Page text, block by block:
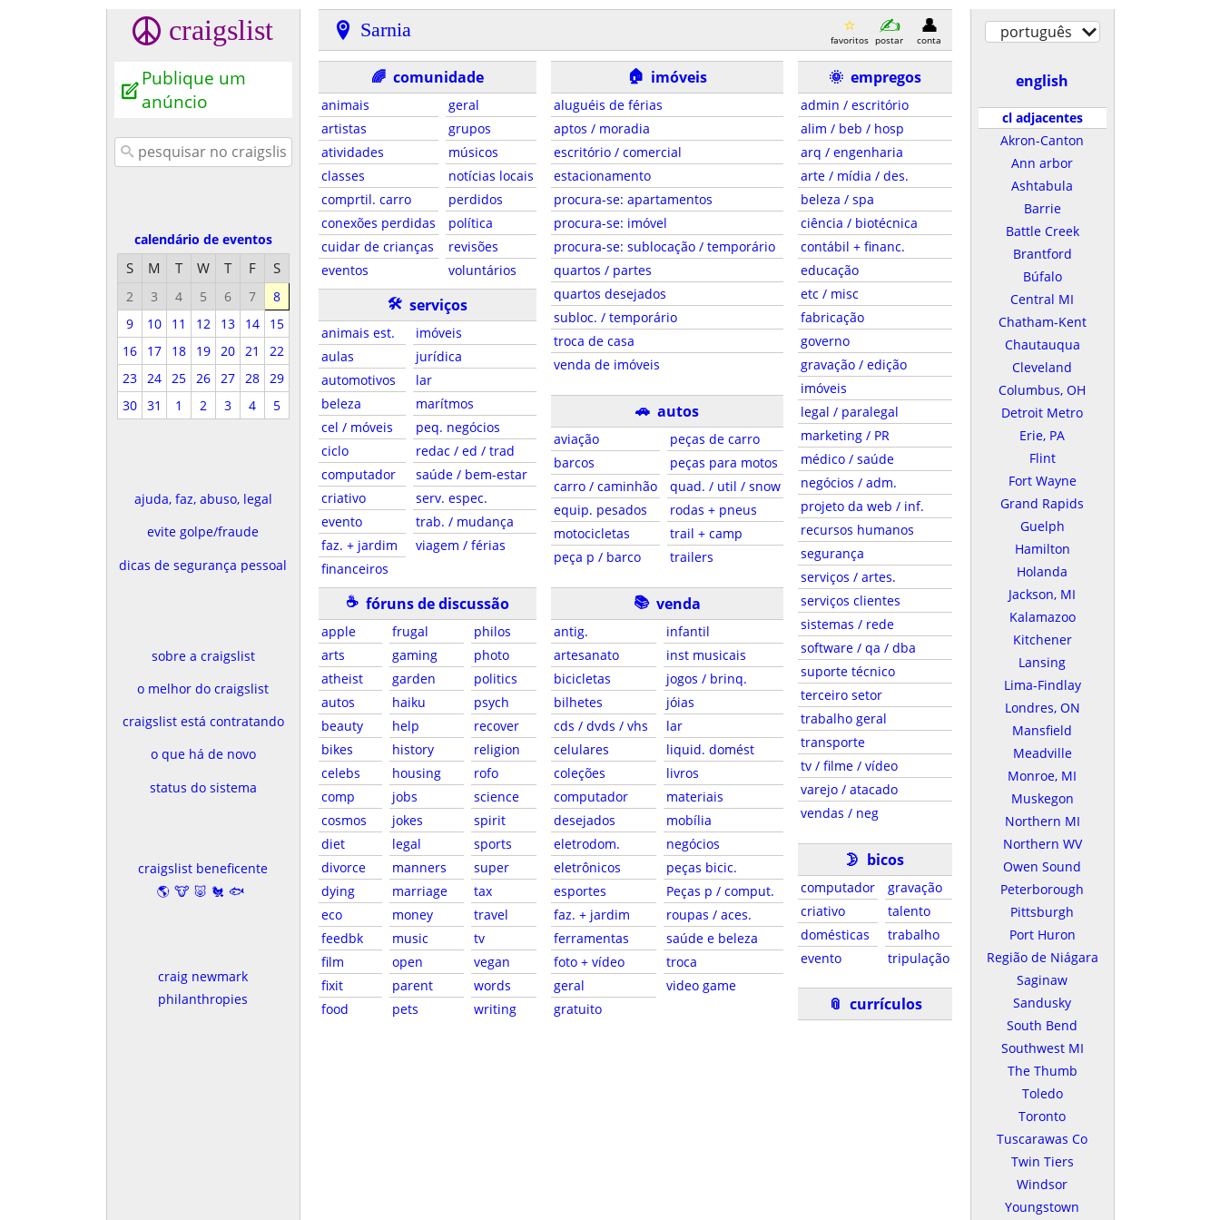
craigslist
Publique um
anúncio
calendário de eventos
S M T W T F S
2 3 4 5 6 7
8
9
10 11 12 13 14
15
16
17 18 19 20 21
22
23
24 25 26 27 28
29
30
31 1 2 3 4 5
ajuda, faz, abuso, legal
evite golpe/fraude
dicas de segurança pessoal
sobre a craigslist
o melhor do craigslist
craigslist está contratando
o que há de novo
status do sistema
craigslist beneficente
🌎🐮🐷🐔🐟
craig newmark
philanthropies
Sarnia favoritos postar conta
🌈 comunidade
animais
artistas
atividades
classes
comprtil. carro
conexões perdidas
cuidar de crianças
eventos
geral
grupos
músicos
notícias locais
perdidos
política
revisões
voluntários
🛠 serviços
animais est.
aulas
automotivos
beleza
cel / móveis
ciclo
computador
criativo
evento
faz. + jardim
financeiros
imóveis
jurídica
lar
marítmos
peq. negócios
redac / ed / trad
saúde / bem-estar
serv. espec.
trab. / mudança
viagem / férias
☕ fóruns de discussão
apple
arts
atheist
autos
beauty
bikes
celebs
comp
cosmos
diet
divorce
dying
eco
feedbk
film
fixit
food
frugal
gaming
garden
haiku
help
history
housing
jobs
jokes
legal
manners
marriage
money
music
open
parent
pets
philos
photo
politics
psych
recover
religion
rofo
science
spirit
sports
super
tax
travel
tv
vegan
words
writing
🏠 imóveis
aluguéis de férias
aptos / moradia
escritório / comercial
estacionamento
procura-se: apartamentos
procura-se: imóvel
procura-se: sublocação / temporário
quartos / partes
quartos desejados
subloc. / temporário
troca de casa
venda de imóveis
🚗 autos
aviação
barcos
carro / caminhão
equip. pesados
motocicletas
peça p / barco
peças de carro
peças para motos
quad. / util / snow
rodas + pneus
trail + camp
trailers
📚 venda
antig.
artesanato
bicicletas
bilhetes
cds / dvds / vhs
celulares
coleções
computador
desejados
eletrodom.
eletrônicos
esportes
faz. + jardim
ferramentas
foto + vídeo
geral
gratuito
infantil
inst musicais
jogos / brinq.
jóias
lar
liquid. domést
livros
materiais
mobília
negócios
peças bicic.
Peças p / comput.
roupas / aces.
saúde e beleza
troca
video game
🌞 empregos
admin / escritório
alim / beb / hosp
arq / engenharia
arte / mídia / des.
beleza / spa
ciência / biotécnica
contábil + financ.
educação
etc / misc
fabricação
governo
gravação / edição
imóveis
legal / paralegal
marketing / PR
médico / saúde
negócios / adm.
projeto da web / inf.
recursos humanos
segurança
serviços / artes.
serviços clientes
sistemas / rede
software / qa / dba
suporte técnico
terceiro setor
trabalho geral
transporte
tv / filme / vídeo
varejo / atacado
vendas / neg
🌛 bicos
computador
criativo
domésticas
evento
gravação
talento
trabalho
tripulação
📎 currículos
português
english
cl adjacentes
Akron-Canton
Ann arbor
Ashtabula
Barrie
Battle Creek
Brantford
Búfalo
Central MI
Chatham-Kent
Chautauqua
Cleveland
Columbus, OH
Detroit Metro
Erie, PA
Flint
Fort Wayne
Grand Rapids
Guelph
Hamilton
Holanda
Jackson, MI
Kalamazoo
Kitchener
Lansing
Lima-Findlay
Londres, ON
Mansfield
Meadville
Monroe, MI
Muskegon
Northern MI
Northern WV
Owen Sound
Peterborough
Pittsburgh
Port Huron
Região de Niágara
Saginaw
Sandusky
South Bend
Southwest MI
The Thumb
Toledo
Toronto
Tuscarawas Co
Twin Tiers
Windsor
Youngstown